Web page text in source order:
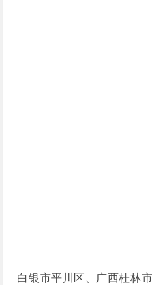
白银市平川区、广西桂林